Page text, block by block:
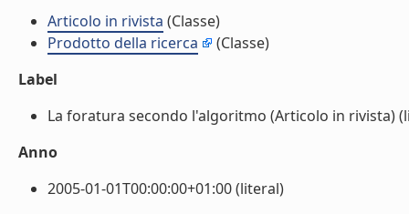
Articolo in rivista (Classe)
Prodotto della ricerca
(Classe)
Label
La foratura secondo l'algoritmo (Articolo in rivista)
Anno
2005-01-01T00:00:00+01:00 (literal)